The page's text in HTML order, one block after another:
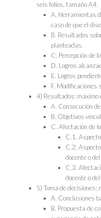
seis folios, tamaño A4.
A. Herramientas
caso de que el
B. Resultados
planteadas.
C. Percepción de
D. Logros
E. Logros
F. Modificaciones
4) Resultados:
A. Consecución
B. Objetivos
C. Afectación de
C.1.
C.2.
docente o
C.3.
docente o
5) Toma de
A. Conclusiones
B. Propuesta de